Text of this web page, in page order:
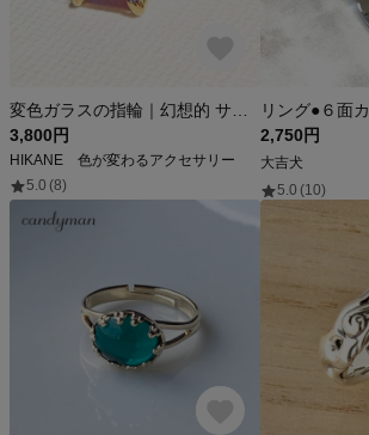
3,800円
HIKANE 色が変わるアクセサリー
5.0 (8)
2,750円
大吉犬
5.0 (10)